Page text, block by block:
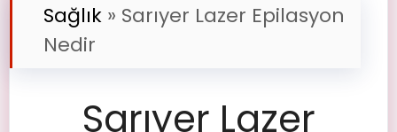
Sağlık » Sarıyer Lazer Epilasyon
Nedir
Sarıyer Lazer